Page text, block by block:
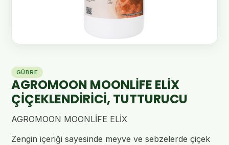
GÜBRE
AGROMOON MOONLİFE ELİX
ÇİÇEKLENDİRİCİ, TUTTURUCU
AGROMOON MOONLİFE ELİX
Zengin içeriği sayesinde meyve ve sebzelerde çiçek